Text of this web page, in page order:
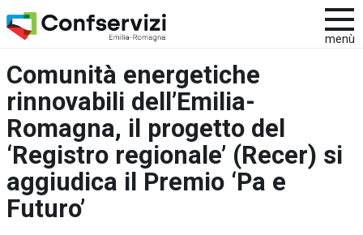
menù
Comunità energetiche
rinnovabili dell’Emilia-
Romagna, il progetto del
‘Registro regionale’ (Recer) si
aggiudica il Premio ‘Pa e
Futuro’